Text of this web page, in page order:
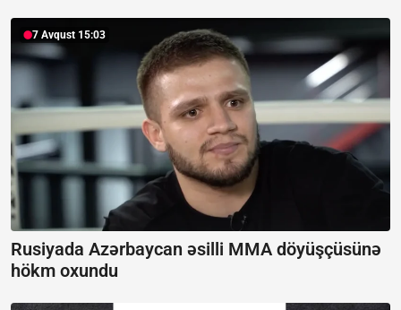
7 Avqust 15:03
Rusiyada Azərbaycan əsilli MMA döyüşçüsünə
hökm oxundu